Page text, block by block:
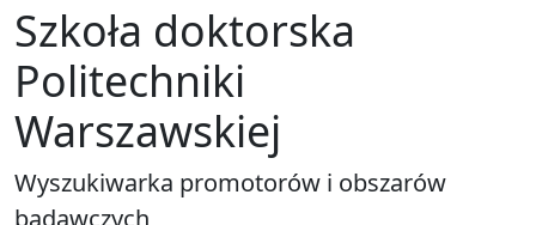
Szkoła doktorska
Politechniki
Warszawskiej
Wyszukiwarka promotorów i obszarów
badawczych